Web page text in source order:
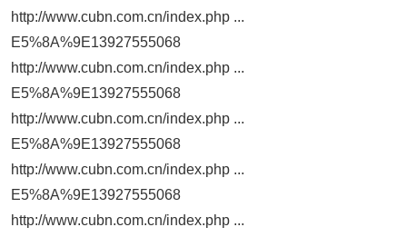
http://www.cubn.com.cn/index.php ...
E5%8A%9E13927555068
http://www.cubn.com.cn/index.php ...
E5%8A%9E13927555068
http://www.cubn.com.cn/index.php ...
E5%8A%9E13927555068
http://www.cubn.com.cn/index.php ...
E5%8A%9E13927555068
http://www.cubn.com.cn/index.php ...